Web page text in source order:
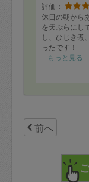
評価：
休日の朝から
を天ぷらにし
し、ひじき煮
ったです！
もっと見る
前へ